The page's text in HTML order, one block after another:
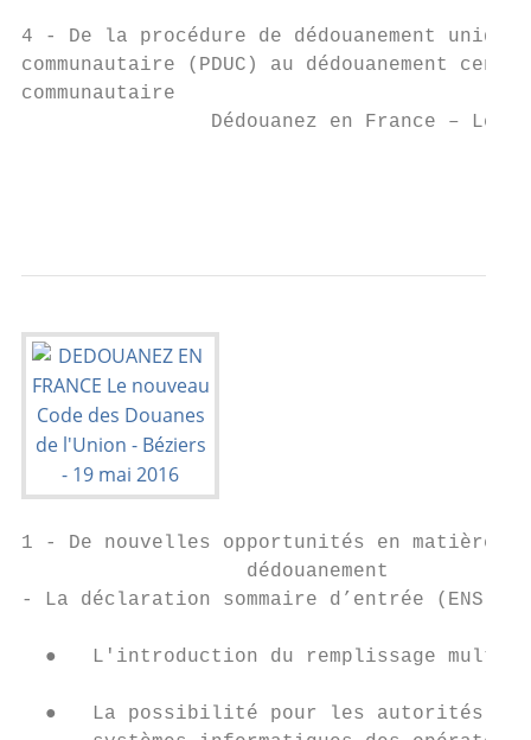
4 - De la procédure de dédouanement unique
communautaire (PDUC) au dédouanement
communautaire
Dédouanez en France – Le
1 - De nouvelles opportunités en matière
                   dédouanement
- La déclaration sommaire d’entrée (ENS) :
●   L'introduction du remplissage
●   La possibilité pour les autorités